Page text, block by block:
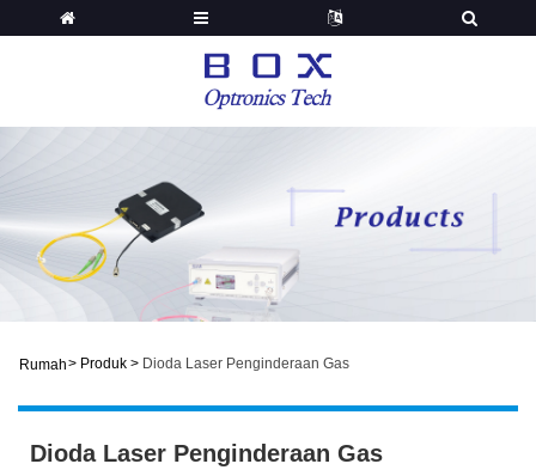
Rumah> Produk > Dioda Laser Penginderaan Gas
Dioda Laser Penginderaan Gas